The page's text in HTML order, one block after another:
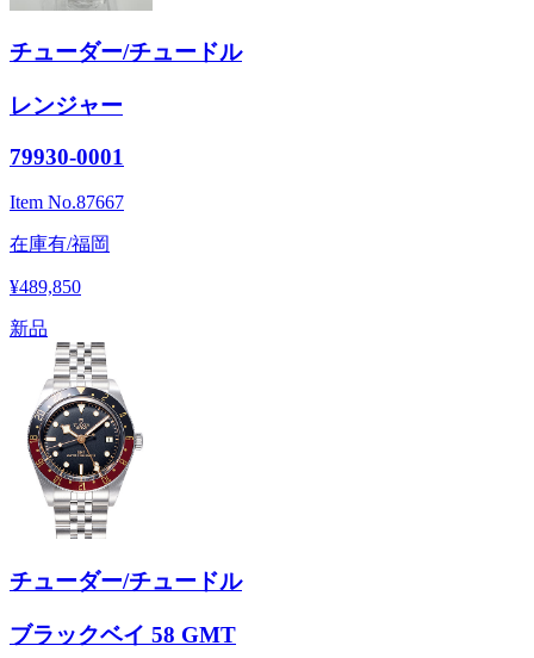
チューダー/チュードル
レンジャー
79930-0001
Item No.87667
在庫有/福岡
¥489,850
新品
チューダー/チュードル
ブラックベイ 58 GMT